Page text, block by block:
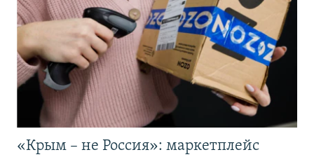
«Крым – не Россия»: маркетплейс